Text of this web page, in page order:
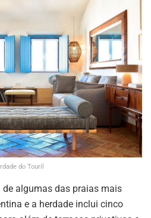
do Touril
de algumas das praias mais
e a herdade inclui cinco